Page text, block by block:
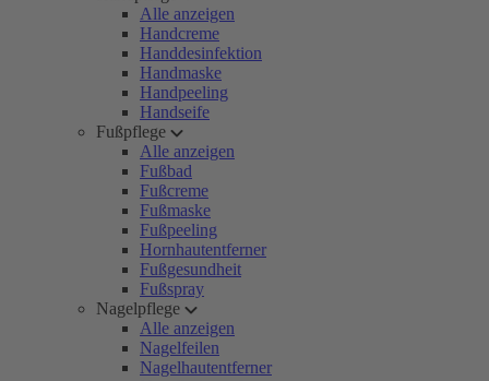
Alle anzeigen
Handcreme
Handdesinfektion
Handmaske
Handpeeling
Handseife
Fußpflege
Alle anzeigen
Fußbad
Fußcreme
Fußmaske
Fußpeeling
Hornhautentferner
Fußgesundheit
Fußspray
Nagelpflege
Alle anzeigen
Nagelfeilen
Nagelhautentferner